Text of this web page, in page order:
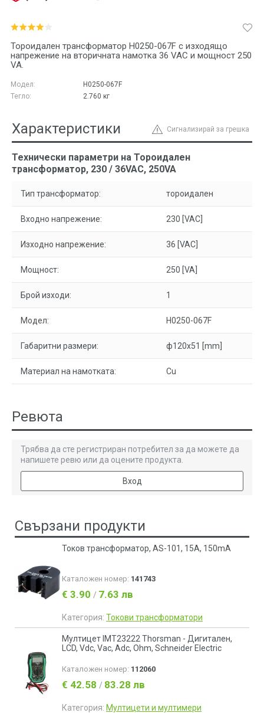
Тороидален трансформатор H0250-067F с изходящо
напрежение на вторичната намотка 36 VAC и мощност 250
VA.
Модел:
H0250-067F
Тегло:
2.760 кг
Сигнализирай за грешка
Характеристики
Технически параметри на Тороидален
трансформатор, 230 / 36VAC, 250VA
Тип трансформатор: тороидален
Входно напрежение: 230 [VAC]
Изходно напрежение: 36 [VAC]
Мощност: 250 [VA]
Брой изходи: 1
Модел: H0250-067F
Габаритни размери: ф120x51 [mm]
Материал на намотката: Cu
Ревюта
Трябва да сте регистриран потребител за да можете да
напишете ревю или да оцените продукта.
Вход
Свързани продукти
Токов трансформатор, AS-101, 15A, 150mA
Каталожен номер: 141743
€ 3.90 / 7.63 лв
Категория: Токови трансформатори
Мултицет IMT23222 Thorsman - Дигитален,
LCD, Vdc, Vac, Adc, Ohm, Schneider Electric
Каталожен номер: 112060
€ 42.58 / 83.28 лв
Категория: Мултицети и мултимери